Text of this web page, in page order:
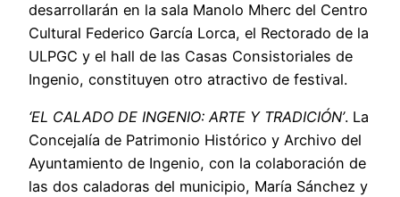
desarrollarán en la sala Manolo Mherc del Centro
Cultural Federico García Lorca, el Rectorado de la
ULPGC y el hall de las Casas Consistoriales de
Ingenio, constituyen otro atractivo de festival.
‘EL CALADO DE INGENIO: ARTE Y TRADICIÓN’. La
Concejalía de Patrimonio Histórico y Archivo del
Ayuntamiento de Ingenio, con la colaboración de
las dos caladoras del municipio, María Sánchez y